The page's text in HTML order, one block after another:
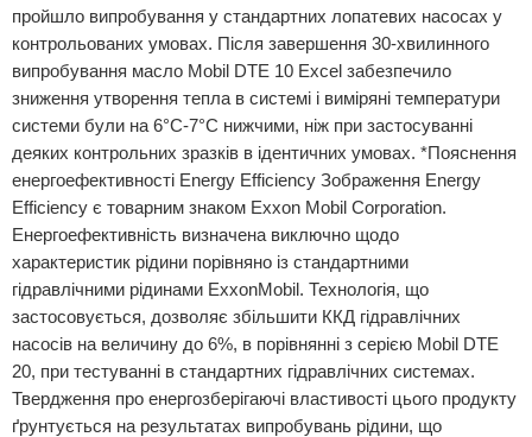
пройшло випробування у стандартних лопатевих насосах у
контрольованих умовах. Після завершення 30-хвилинного
випробування масло Mobil DTE 10 Excel забезпечило
зниження утворення тепла в системі і виміряні температури
системи були на 6°C-7°C нижчими, ніж при застосуванні
деяких контрольних зразків в ідентичних умовах. *Пояснення
енергоефективності Energy Efficiency Зображення Energy
Efficiency є товарним знаком Exxon Mobil Corporation.
Енергоефективність визначена виключно щодо
характеристик рідини порівняно із стандартними
гідравлічними рідинами ExxonMobil. Технологія, що
застосовується, дозволяє збільшити ККД гідравлічних
насосів на величину до 6%, в порівнянні з серією Mobil DTE
20, при тестуванні в стандартних гідравлічних системах.
Твердження про енергозберігаючі властивості цього продукту
ґрунтується на результатах випробувань рідини, що